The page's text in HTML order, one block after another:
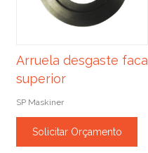
Arruela desgaste faca
superior
SP Maskiner
Solicitar Orçamento